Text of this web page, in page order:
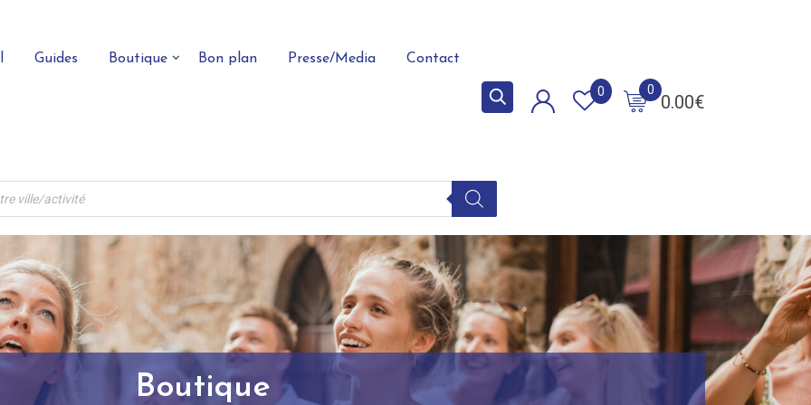
Guides Boutique Bon plan Presse/Media Contact
0.00€
0
0
Boutique